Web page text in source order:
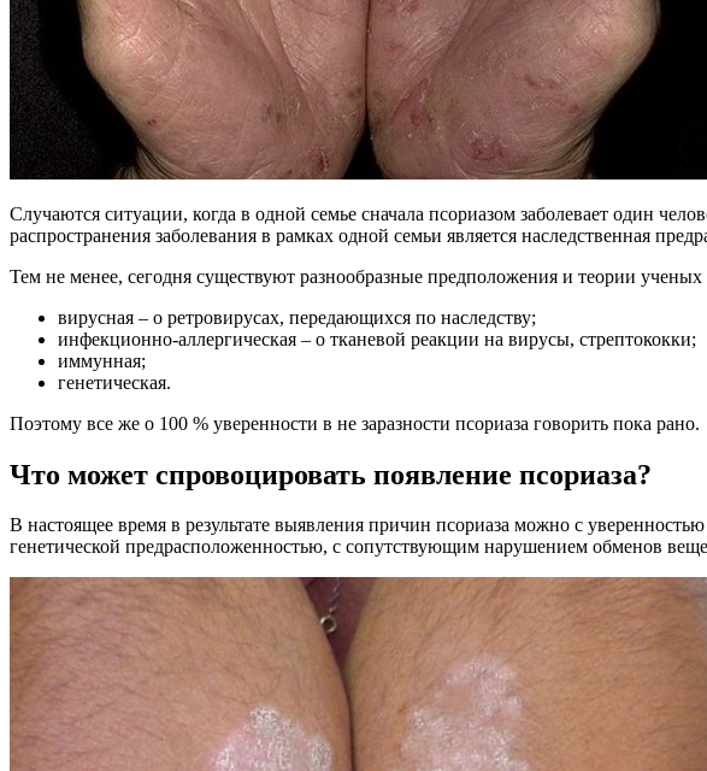
Случаются ситуации, когда в одной семье сначала псориазом заболевает один
распространения заболевания в рамках одной семьи является наследственная
Тем не менее, сегодня существуют разнообразные предположения и теории
вирусная – о ретровирусах, передающихся по наследству;
инфекционно-аллергическая – о тканевой реакции на вирусы, стрептококки;
иммунная;
генетическая.
Поэтому все же о 100 % уверенности в не заразности псориаза говорить пока рано.
Что может спровоцировать появление псориаза?
В настоящее время в результате выявления причин псориаза можно с
генетической предрасположенностью, с сопутствующим нарушением обменов